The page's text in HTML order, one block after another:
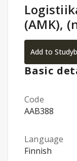
Study
(AMK),
Add to
Basic
Code
AAB388
Language
Finnish